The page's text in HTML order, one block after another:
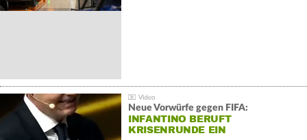
Neue Vorwürfe gegen FIFA:
INFANTINO BERUFT
KRISENRUNDE EIN